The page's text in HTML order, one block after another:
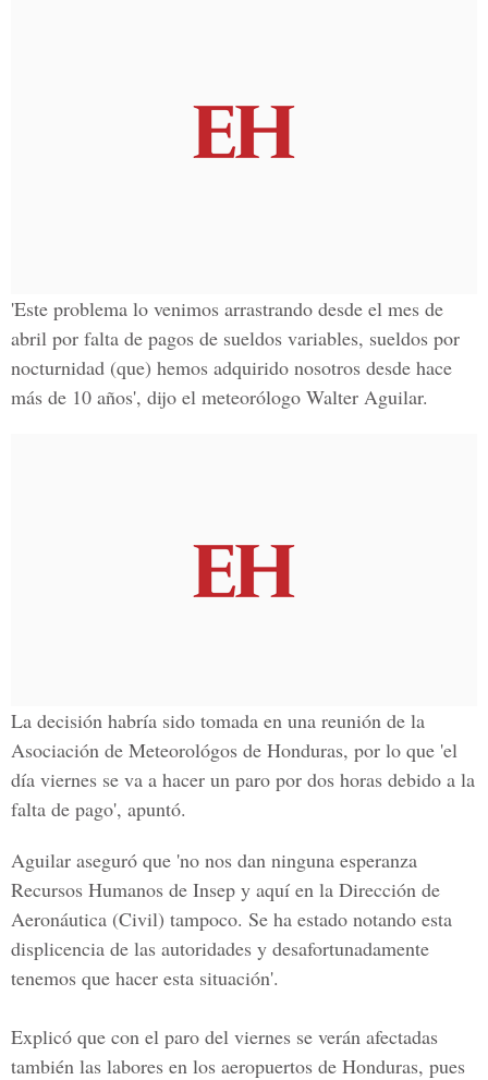
'Este problema lo venimos arrastrando desde el mes de
abril por falta de pagos de sueldos variables, sueldos por
nocturnidad (que) hemos adquirido nosotros desde hace
más de 10 años', dijo el meteorólogo Walter Aguilar.
La decisión habría sido tomada en una reunión de la
Asociación de Meteorológos de Honduras, por lo que 'el
día viernes se va a hacer un paro por dos horas debido a la
falta de pago', apuntó.
Aguilar aseguró que 'no nos dan ninguna esperanza
Recursos Humanos de Insep y aquí en la Dirección de
Aeronáutica (Civil) tampoco. Se ha estado notando esta
displicencia de las autoridades y desafortunadamente
tenemos que hacer esta situación'.
Explicó que con el paro del viernes se verán afectadas
también las labores en los aeropuertos de Honduras, pues